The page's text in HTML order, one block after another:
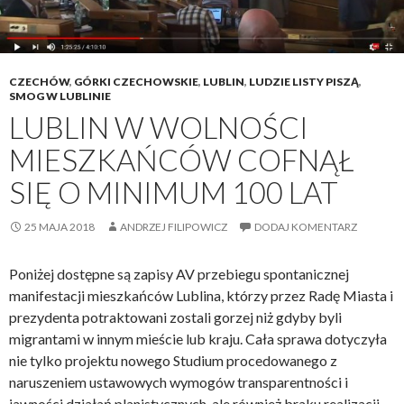
u
b
l
R
a
d
y
M
i
a
t
a
L
b
l
i
n
,
d
CZECHÓW, GÓRKI CZECHOWSKIE, LUBLIN, LUDZIE LISTY PISZĄ,
SMOG W LUBLINIE
LUBLIN W WOLNOŚCI
MIESZKAŃCÓW COFNĄŁ
SIĘ O MINIMUM 100 LAT
25 MAJA 2018 ANDRZEJ FILIPOWICZ DODAJ KOMENTARZ
Poniżej dostępne są zapisy AV przebiegu spontanicznej
manifestacji mieszkańców Lublina, którzy przez Radę Miasta i
prezydenta potraktowani zostali gorzej niż gdyby byli
migrantami w innym mieście lub kraju. Cała sprawa dotyczyła
nie tylko projektu nowego Studium procedowanego z
naruszeniem ustawowych wymogów transparentności i